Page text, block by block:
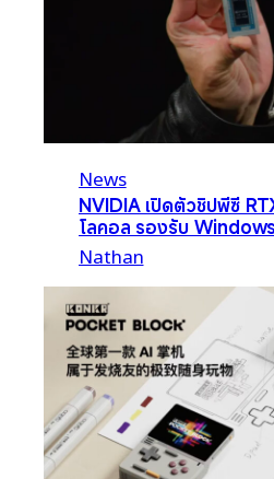
News
NVIDIA เปิดตัวชิปพีซี
โลคอล รองรับ
Nathan